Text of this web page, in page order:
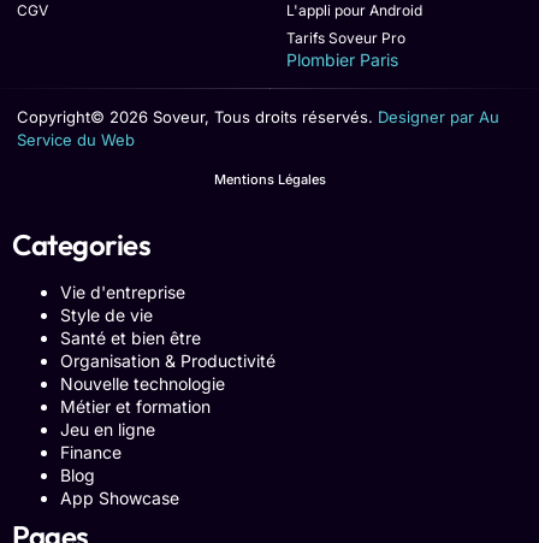
CGV
L'appli pour Android
Tarifs Soveur Pro
Plombier Paris
Copyright© 2026 Soveur, Tous droits réservés. Designer par Au
Service du Web
Mentions Légales
Categories
Vie d'entreprise
Style de vie
Santé et bien être
Organisation & Productivité
Nouvelle technologie
Métier et formation
Jeu en ligne
Finance
Blog
App Showcase
Pages